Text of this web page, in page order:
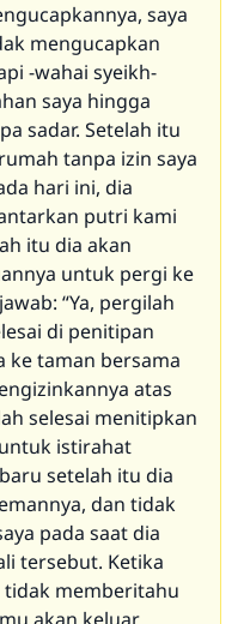
saya
mengucapkan
-wahai syeikh-
saya hingga
sadar. Setelah itu
tanpa izin saya
hari ini, dia
putri kami
itu dia akan
untuk pergi ke
“Ya, pergilah
di penitipan
ke taman bersama
atas
selesai menitipkan
istirahat
setelah itu dia
dan tidak
pada saat dia
tersebut. Ketika
tidak memberitahu